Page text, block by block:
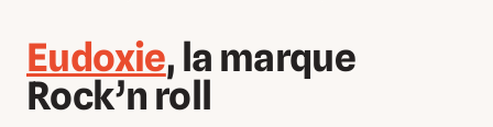
Eudoxie, la marque
Rock’n roll